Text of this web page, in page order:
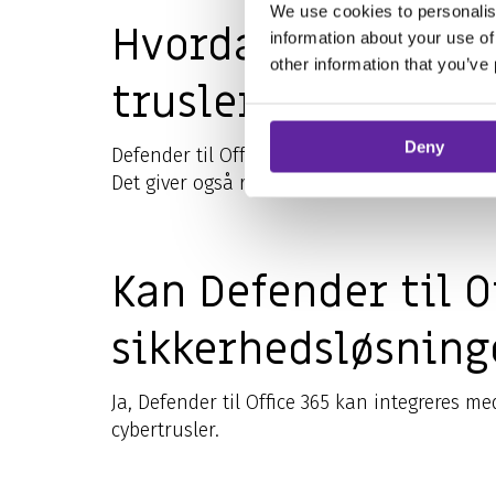
We use cookies to
information about your use
other information that
Deny
Hvordan
trusler?
Defender til Office 365 bruger forskellige
Det giver også realtidsadvarsler og
Kan Defender til
Ja, Defender til Office 365 kan integreres
cybertrusler.